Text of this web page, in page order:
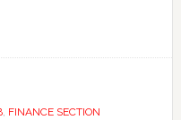
, FINANCE SECTION